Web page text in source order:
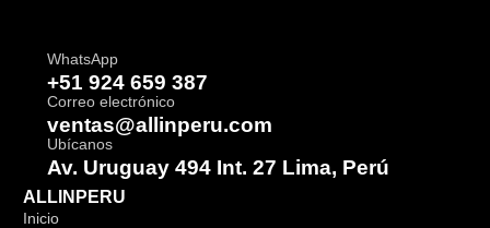
WhatsApp
+51 924 659 387
Correo electrónico
ventas@allinperu.com
Ubícanos
Av. Uruguay 494 Int. 27 Lima, Perú
ALLINPERU
Inicio